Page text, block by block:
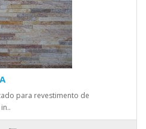
para revestimento de